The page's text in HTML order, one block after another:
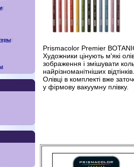
:
:
Prismacolor Premier
Художники цінують м'які
зображення і змішувати
найрізноманітніших відтінків.
Олівці в комплекті вже
у фірмову вакуумну плівку.